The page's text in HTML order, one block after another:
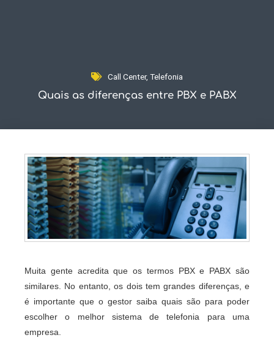
Call Center, Telefonia
Quais as diferenças entre PBX e PABX
Muita gente acredita que os termos PBX e PABX são
similares. No entanto, os dois tem grandes diferenças, e
é importante que o gestor saiba quais são para poder
escolher o melhor sistema de telefonia para uma
empresa.